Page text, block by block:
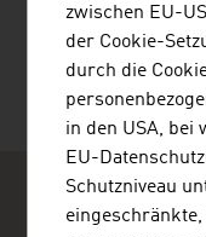
GMBH
zwischen EU-
der Cookie-
durch die
in den USA, bei
EU-
Schutzniveau